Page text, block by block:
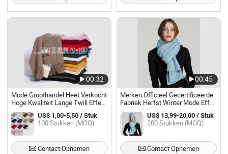
00:32
Mode Groothandel Heet Verkocht
Hoge Kwaliteit Lange Twill Effen
Unisex Dames Sjaal Viscose
Polyester Winter Kasjmier Sjaal
US$ 1,00-5,50 / Stuk
100 Stukken (MOQ)
Contact Opnemen
00:45
Merken Officieel Gecertificeerde
Fabriek Herfst Winter Mode Effen
Kleur Dikke Kasjmier Sjaal
Warme Zachte Dames Gebreide
Sjaal
US$ 13,99-20,00 / Stuk
200 Stukken (MOQ)
Contact Opnemen